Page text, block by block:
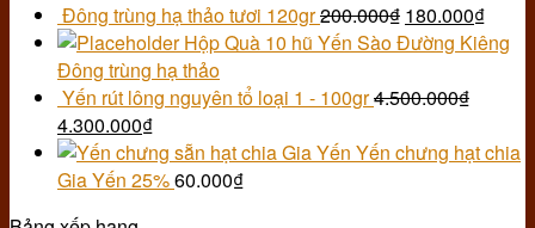
Đông trùng hạ thảo tươi 120gr200.000₫ 180.000₫
Hộp Quà 10 hũ Yến Sào Đường Kiêng
Đông trùng hạ thảo
Yến rút lông nguyên tổ loại 1 - 100gr4.500.000₫
4.300.000₫
Yến chưng hạt chia
Gia Yến 25%60.000₫